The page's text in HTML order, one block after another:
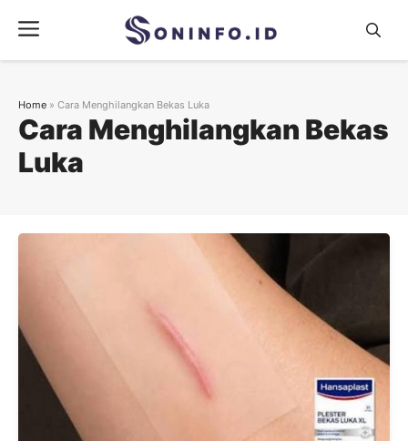
content
Menu
Cara Menghilangkan Bekas
Luka
Home » Cara Menghilangkan Bekas Luka